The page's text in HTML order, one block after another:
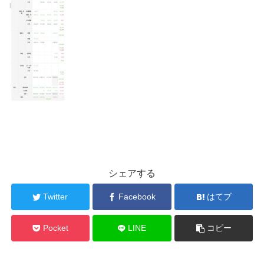
シェアする
Twitter Facebook はてブ
Pocket LINE コピー